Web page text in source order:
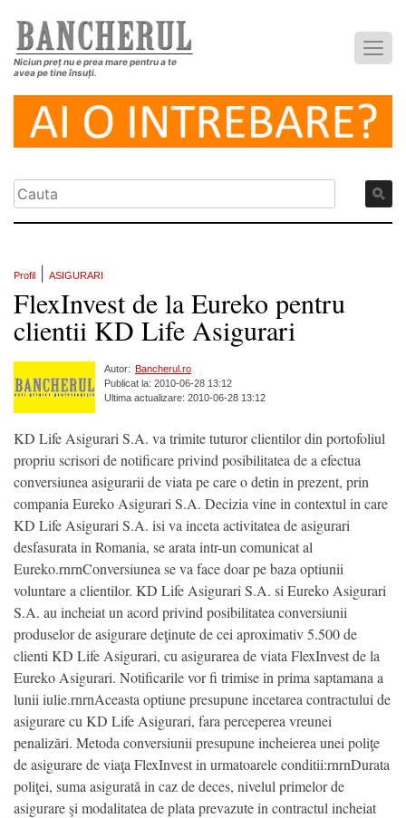
Niciun preț nu e prea mare pentru a te
avea pe tine însuți.
Profil ASIGURARI
FlexInvest de la Eureko pentru
clientii KD Life Asigurari
Autor: Bancherul.ro
Publicat la: 2010-06-28 13:12
Ultima actualizare: 2010-06-28 13:12
KD Life Asigurari S.A. va trimite tuturor clientilor din portofoliul
propriu scrisori de notificare privind posibilitatea de a efectua
conversiunea asigurarii de viata pe care o detin in prezent, prin
compania Eureko Asigurari S.A. Decizia vine in contextul in care
KD Life Asigurari S.A. isi va inceta activitatea de asigurari
desfasurata in Romania, se arata intr-un comunicat al
Eureko.rnrnConversiunea se va face doar pe baza optiunii
voluntare a clientilor. KD Life Asigurari S.A. si Eureko Asigurari
S.A. au incheiat un acord privind posibilitatea conversiunii
produselor de asigurare deţinute de cei aproximativ 5.500 de
clienti KD Life Asigurari, cu asigurarea de viata FlexInvest de la
Eureko Asigurari. Notificarile vor fi trimise in prima saptamana a
lunii iulie.rnrnAceasta optiune presupune incetarea contractului de
asigurare cu KD Life Asigurari, fara perceperea vreunei
penalizări. Metoda conversiunii presupune incheierea unei poliţe
de asigurare de viaţa FlexInvest in urmatoarele conditii:rnrnDurata
poliţei, suma asigurată in caz de deces, nivelul primelor de
asigurare şi modalitatea de plata prevazute in contractul incheiat